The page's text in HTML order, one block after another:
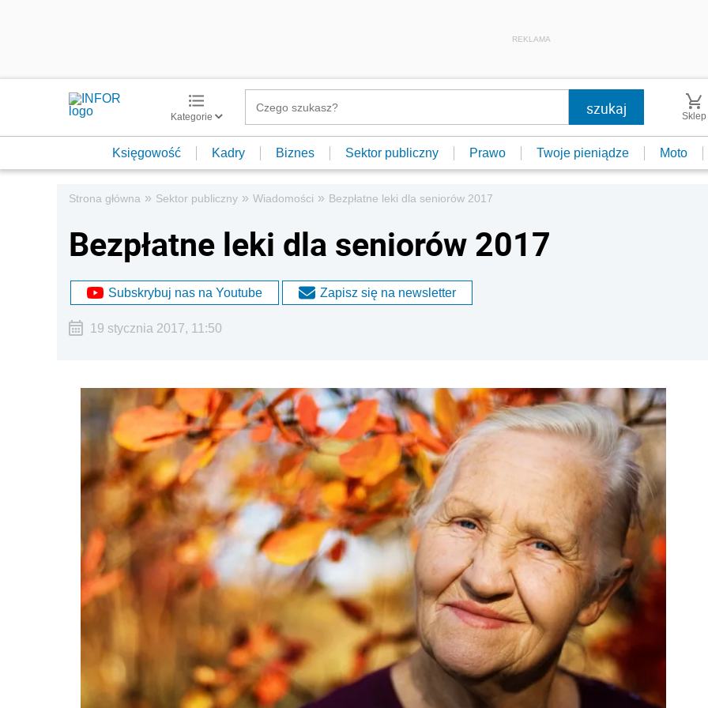
REKLAMA
Kategorie Sklep
Księgowość Kadry Biznes Sektor publiczny Prawo Twoje pieniądze Moto
Strona główna » Sektor publiczny » Wiadomości » Bezpłatne leki dla seniorów 2017
Bezpłatne leki dla seniorów 2017
Subskrybuj nas na Youtube Zapisz się na newsletter
19 stycznia 2017, 11:50